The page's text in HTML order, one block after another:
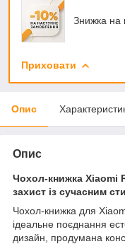
Знижка на
Приховати
Опис
Опис
Чохол-книжка Xiaomi
захист із сучасним
Чохол-книжка для
ідеальне поєднання
дизайн, продумана